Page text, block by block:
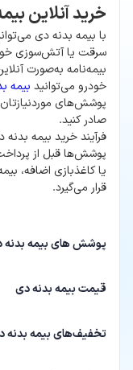
خرید آنلاین
با بیمه بدنه دی
سرقت یا آتش‌سوزی
بیمه‌نامه به‌صورت
خودرو می‌توانید بیمه
پوشش‌های مورد‌نیازتان
صادر کنید.
فرآیند خرید بیمه
پوشش‌ها قبل از
یا کاغذبازی اضافه،
قرار می‌گیرد.
پوشش های بیمه بدنه
قیمت بیمه بدنه دی
تخفیف‌های بیمه بدنه